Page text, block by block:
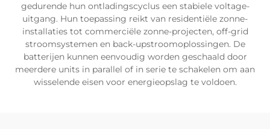
gedurende hun ontladingscyclus een stabiele voltage-
uitgang. Hun toepassing reikt van residentiële zonne-
installaties tot commerciële zonne-projecten, off-grid
stroomsystemen en back-upstroomoplossingen. De
batterijen kunnen eenvoudig worden geschaald door
meerdere units in parallel of in serie te schakelen om aan
wisselende eisen voor energieopslag te voldoen.